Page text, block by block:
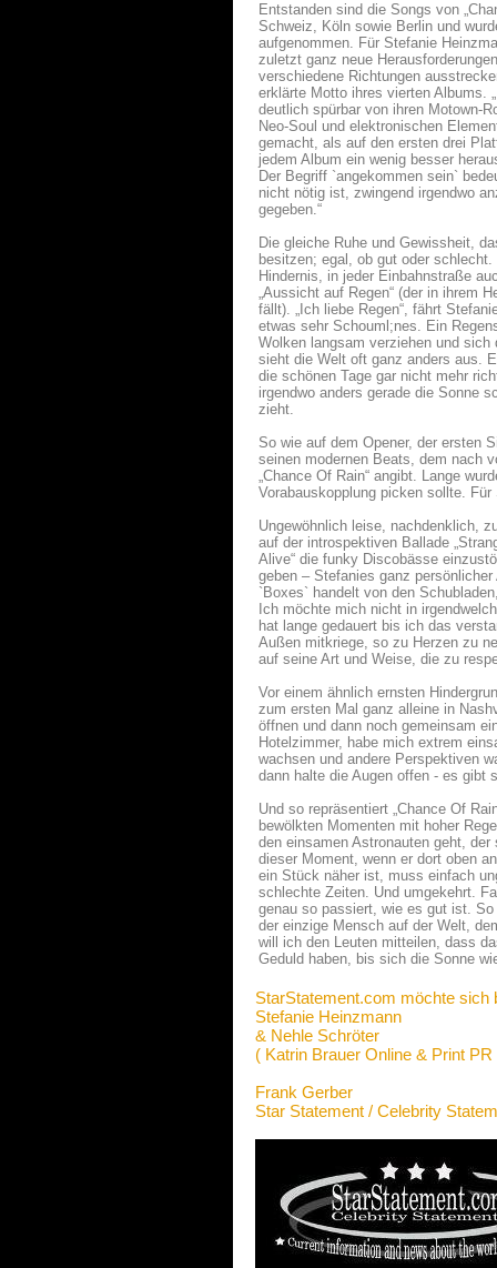
Entstanden sind die Songs von
Schweiz, Köln sowie Berlin und
aufgenommen. Für Stefanie
zuletzt ganz neue
verschiedene Richtungen
erklärte Motto ihres vierten Albums.
deutlich spürbar von ihren Motown-
Neo-Soul und elektronischen
gemacht, als auf den ersten drei
jedem Album ein wenig besser
Der Begriff `angekommen sein`
nicht nötig ist, zwingend irgendwo
gegeben.“
Die gleiche Ruhe und Gewissheit,
besitzen; egal, ob gut oder
Hindernis, in jeder Einbahnstraße
„Aussicht auf Regen“ (der in ihrem
fällt). „Ich liebe Regen“, fährt
etwas sehr Schouml;nes. Ein
Wolken langsam verziehen und
sieht die Welt oft ganz anders aus.
die schönen Tage gar nicht mehr
irgendwo anders gerade die Sonne
zieht.
So wie auf dem Opener, der ersten
seinen modernen Beats, dem nach
„Chance Of Rain“ angibt. Lange
Vorabauskopplung picken sollte.
Ungewöhnlich leise, nachdenklich,
auf der introspektiven Ballade
Alive“ die funky Discobässe
geben – Stefanies ganz
`Boxes` handelt von den
Ich möchte mich nicht in
hat lange gedauert bis ich das
Außen mitkriege, so zu Herzen zu
auf seine Art und Weise, die zu
Vor einem ähnlich ernsten
zum ersten Mal ganz alleine in
öffnen und dann noch gemeinsam
Hotelzimmer, habe mich extrem
wachsen und andere Perspektiven
dann halte die Augen offen - es gibt
Und so repräsentiert „Chance Of
bewölkten Momenten mit hoher
den einsamen Astronauten geht,
dieser Moment, wenn er dort oben
ein Stück näher ist, muss einfach
schlechte Zeiten. Und umgekehrt.
genau so passiert, wie es gut ist.
der einzige Mensch auf der Welt,
will ich den Leuten mitteilen, dass
Geduld haben, bis sich die Sonne
StarStatement.com möchte sich
Stefanie Heinzmann
& Nehle Schröter
( Katrin Brauer Online & Print PR
Frank Gerber
Star Statement / Celebrity